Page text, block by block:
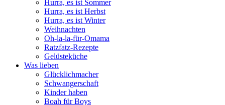
Hurra, es ist Sommer
Hurra, es ist Herbst
Hurra, es ist Winter
Weihnachten
Oh-la-la-für-Omama
Ratzfatz-Rezepte
Gelüsteküche
Was lieben
Glücklichmacher
Schwangerschaft
Kinder haben
Boah für Boys